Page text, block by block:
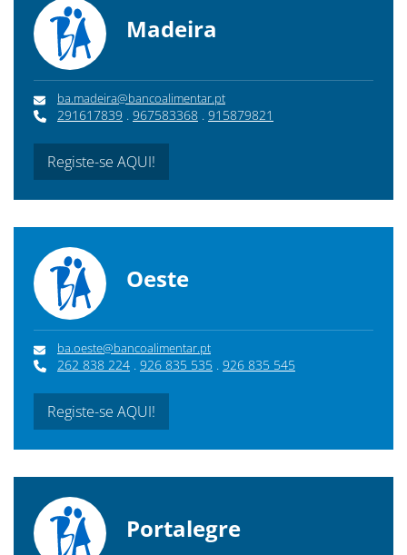
Madeira
ba.madeira@bancoalimentar.pt
291617839 . 967583368 . 915879821
Registe-se AQUI!
Oeste
ba.oeste@bancoalimentar.pt
262 838 224 . 926 835 535 . 926 835 545
Registe-se AQUI!
Portalegre